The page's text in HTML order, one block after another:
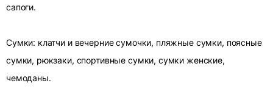
сапоги.
Сумки: клатчи и вечерние сумочки, пляжные сумки, поясные
сумки, рюкзаки, спортивные сумки, сумки женские,
чемоданы.